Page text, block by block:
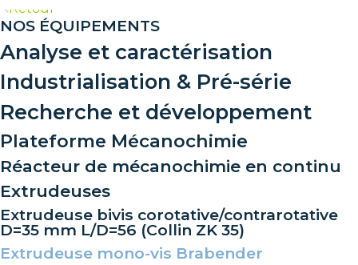
Retour
NOS ÉQUIPEMENTS
Analyse et caractérisation
Industrialisation & Pré-série
Recherche et développement
Plateforme Mécanochimie
Réacteur de mécanochimie en continu
Extrudeuses
Extrudeuse bivis corotative/contrarotative
D=35 mm L/D=56 (Collin ZK 35)
Extrudeuse mono-vis Brabender